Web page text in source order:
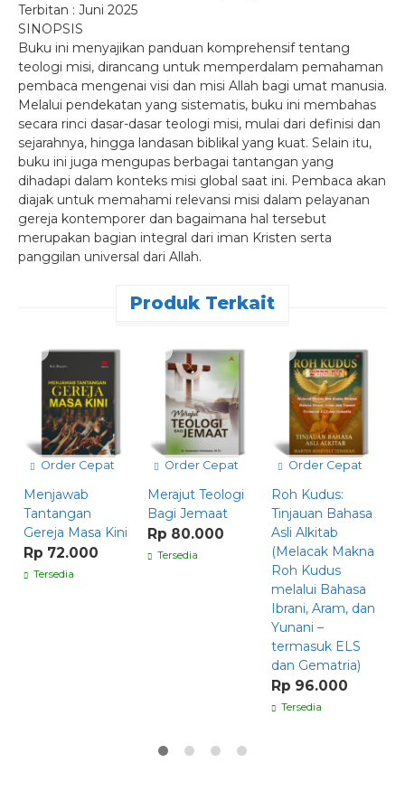
Terbitan : Juni 2025
SINOPSIS
Buku ini menyajikan panduan komprehensif tentang
teologi misi, dirancang untuk memperdalam pemahaman
pembaca mengenai visi dan misi Allah bagi umat manusia.
Melalui pendekatan yang sistematis, buku ini membahas
secara rinci dasar-dasar teologi misi, mulai dari definisi dan
sejarahnya, hingga landasan biblikal yang kuat. Selain itu,
buku ini juga mengupas berbagai tantangan yang
dihadapi dalam konteks misi global saat ini. Pembaca akan
diajak untuk memahami relevansi misi dalam pelayanan
gereja kontemporer dan bagaimana hal tersebut
merupakan bagian integral dari iman Kristen serta
panggilan universal dari Allah.
Produk Terkait
Order Cepat
Menjawab
Tantangan
Gereja Masa Kini
Rp 72.000
Tersedia
Order Cepat
Merajut Teologi
Bagi Jemaat
Rp 80.000
Tersedia
Order Cepat
Roh Kudus:
Tinjauan Bahasa
Asli Alkitab
(Melacak Makna
Roh Kudus
melalui Bahasa
Ibrani, Aram, dan
Yunani –
termasuk ELS
dan Gematria)
Rp 96.000
Tersedia